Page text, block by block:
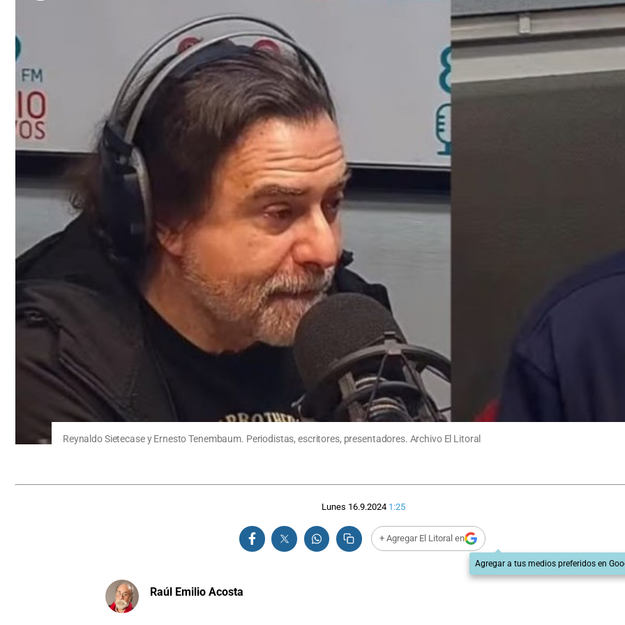
Reynaldo Sietecase y Ernesto Tenembaum. Periodistas, escritores, presentadores. Archivo El Litoral
Lunes 16.9.2024 1:25
+ Agregar El Litoral en
Agregar a tus medios preferidos en
Raúl Emilio Acosta